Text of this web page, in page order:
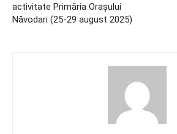
activitate Primăria Orașului
Năvodari (25-29 august 2025)